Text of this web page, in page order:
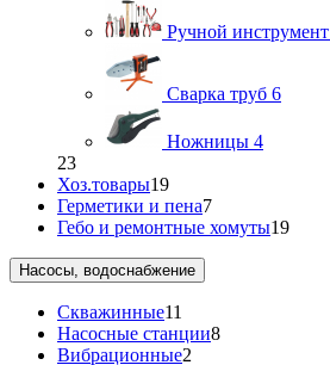
Ручной инструмент
Сварка труб 6
Ножницы 4
23
Хоз.товары19
Герметики и пена7
Гебо и ремонтные хомуты19
Насосы, водоснабжение
Скважинные11
Насосные станции8
Вибрационные2